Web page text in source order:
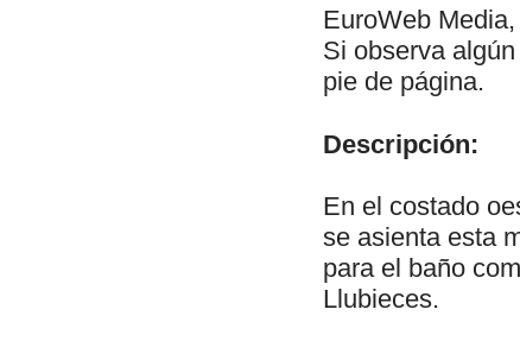
EuroWeb
Si observa
pie de página.
Descripción:
En el costado
se asienta esta
para el baño
Llubieces.